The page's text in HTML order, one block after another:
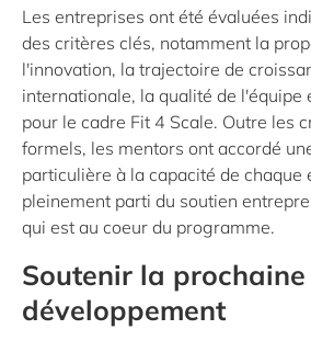
Les entreprises ont été évaluées
des critères clés, notamment la
l'innovation, la trajectoire de
internationale, la qualité de l'équipe
pour le cadre Fit 4 Scale. Outre les
formels, les mentors ont accordé
particulière à la capacité de chaque
pleinement parti du soutien
qui est au coeur du programme.
Soutenir la
développement